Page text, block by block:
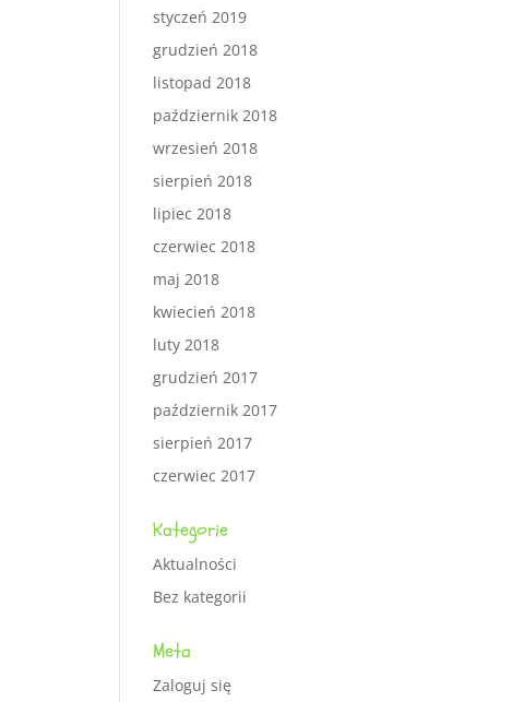
styczeń 2019
grudzień 2018
listopad 2018
październik 2018
wrzesień 2018
sierpień 2018
lipiec 2018
czerwiec 2018
maj 2018
kwiecień 2018
luty 2018
grudzień 2017
październik 2017
sierpień 2017
czerwiec 2017
Kategorie
Aktualności
Bez kategorii
Meta
Zaloguj się